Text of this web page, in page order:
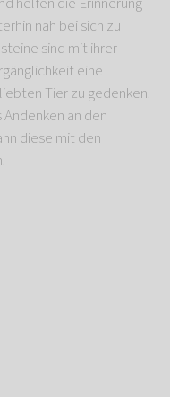
nah bei sich zu
sind mit ihrer
eine
Tier zu gedenken.
an den
diese mit den